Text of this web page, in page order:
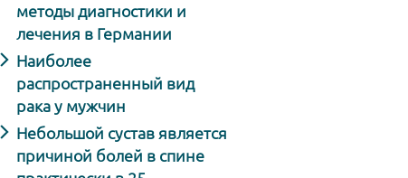
методы диагностики и
лечения в Германии
Наиболее
распространенный вид
рака у мужчин
Небольшой сустав является
причиной болей в спине